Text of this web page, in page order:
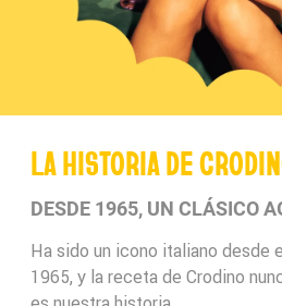
LA HISTORIA DE
DESDE 1965, UN CLÁSICO
Ha sido un icono italiano desde
1965, y la receta de Crodino